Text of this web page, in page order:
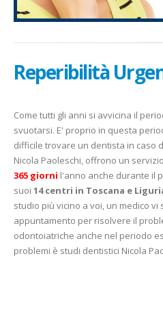
Reperibilità
Come tutti gli anni si avvicina il
svuotarsi. E' proprio in questa
difficile trovare un dentista in caso
Nicola Paoleschi, offrono un
365 giorni l'anno anche durante il
suoi 14 centri in Toscana e
studio più vicino a voi, un medico
appuntamento per risolvere il
odontoiatriche anche nel periodo
problemi è studi dentistici Nicola